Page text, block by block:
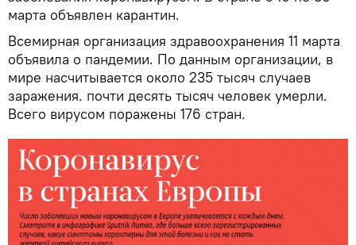
марта объявлен карантин.
Всемирная организация здравоохранения 11 марта
объявила о пандемии. По данным организации, в
мире насчитывается около 235 тысяч случаев
заражения. почти десять тысяч человек умерли.
Всего вирусом поражены 176 стран.